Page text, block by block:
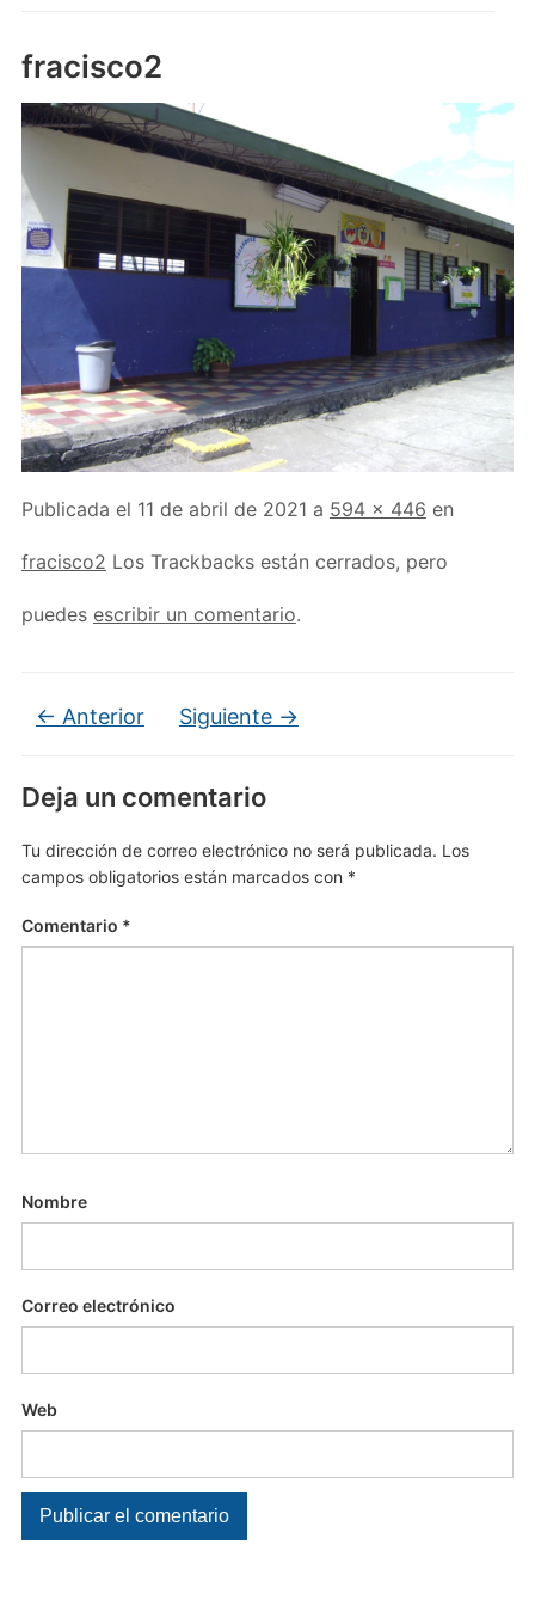
fracisco2
Publicada el 11 de abril de 2021 a 594 × 446 en
fracisco2 Los Trackbacks están cerrados, pero
puedes escribir un comentario.
← Anterior Siguiente →
Deja un comentario
Tu dirección de correo electrónico no será publicada. Los
campos obligatorios están marcados con *
Comentario *
Nombre
Correo electrónico
Web